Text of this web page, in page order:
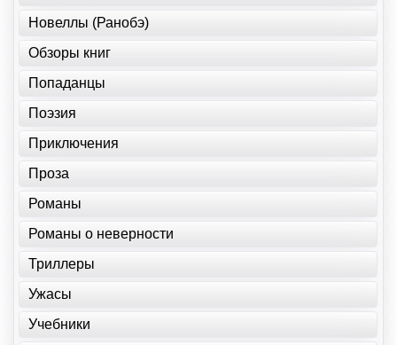
Новеллы (Ранобэ)
Обзоры книг
Попаданцы
Поэзия
Приключения
Проза
Романы
Романы о неверности
Триллеры
Ужасы
Учебники